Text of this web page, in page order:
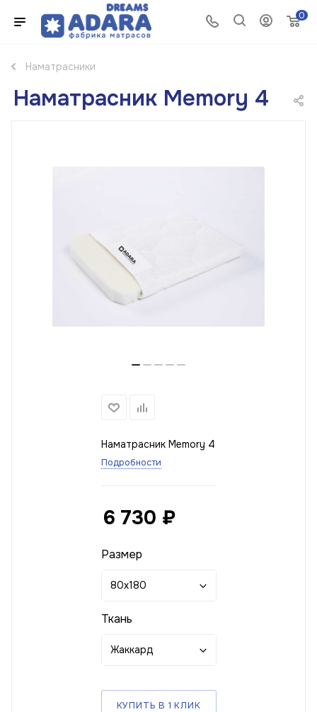
0
Наматрасники
Наматрасник Memory 4
Наматрасник Memory 4
Подробности
6 730 ₽
Размер
80x180
Ткань
Жаккард
КУПИТЬ В 1 КЛИК